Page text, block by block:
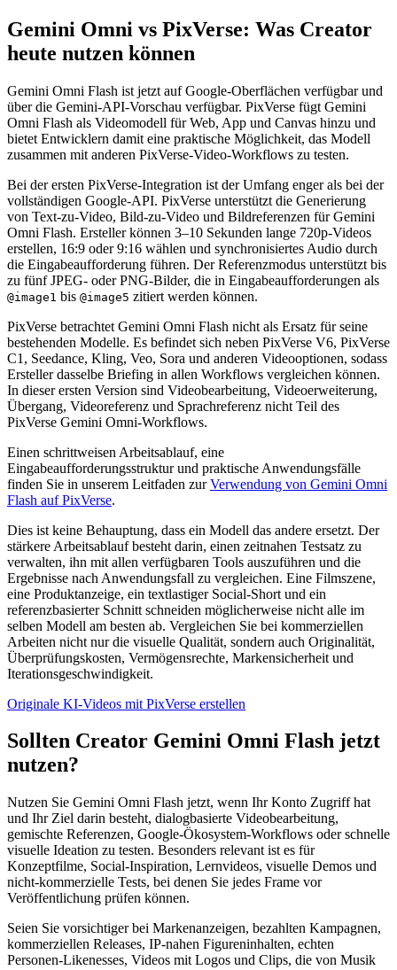
Gemini Omni vs PixVerse: Was Creator
heute nutzen können
Gemini Omni Flash ist jetzt auf Google-Oberflächen verfügbar und
über die Gemini-API-Vorschau verfügbar. PixVerse fügt Gemini
Omni Flash als Videomodell für Web, App und Canvas hinzu und
bietet Entwicklern damit eine praktische Möglichkeit, das Modell
zusammen mit anderen PixVerse-Video-Workflows zu testen.
Bei der ersten PixVerse-Integration ist der Umfang enger als bei der
vollständigen Google-API. PixVerse unterstützt die Generierung
von Text-zu-Video, Bild-zu-Video und Bildreferenzen für Gemini
Omni Flash. Ersteller können 3–10 Sekunden lange 720p-Videos
erstellen, 16:9 oder 9:16 wählen und synchronisiertes Audio durch
die Eingabeaufforderung führen. Der Referenzmodus unterstützt bis
zu fünf JPEG- oder PNG-Bilder, die in Eingabeaufforderungen als
@image1 bis @image5 zitiert werden können.
PixVerse betrachtet Gemini Omni Flash nicht als Ersatz für seine
bestehenden Modelle. Es befindet sich neben PixVerse V6, PixVerse
C1, Seedance, Kling, Veo, Sora und anderen Videooptionen, sodass
Ersteller dasselbe Briefing in allen Workflows vergleichen können.
In dieser ersten Version sind Videobearbeitung, Videoerweiterung,
Übergang, Videoreferenz und Sprachreferenz nicht Teil des
PixVerse Gemini Omni-Workflows.
Einen schrittweisen Arbeitsablauf, eine
Eingabeaufforderungsstruktur und praktische Anwendungsfälle
finden Sie in unserem Leitfaden zurVerwendung von Gemini Omni
Flash auf PixVerse.
Dies ist keine Behauptung, dass ein Modell das andere ersetzt. Der
stärkere Arbeitsablauf besteht darin, einen zeitnahen Testsatz zu
verwalten, ihn mit allen verfügbaren Tools auszuführen und die
Ergebnisse nach Anwendungsfall zu vergleichen. Eine Filmszene,
eine Produktanzeige, ein textlastiger Social-Short und ein
referenzbasierter Schnitt schneiden möglicherweise nicht alle im
selben Modell am besten ab. Vergleichen Sie bei kommerziellen
Arbeiten nicht nur die visuelle Qualität, sondern auch Originalität,
Überprüfungskosten, Vermögensrechte, Markensicherheit und
Iterationsgeschwindigkeit.
Originale KI-Videos mit PixVerse erstellen
Sollten Creator Gemini Omni Flash jetzt
nutzen?
Nutzen Sie Gemini Omni Flash jetzt, wenn Ihr Konto Zugriff hat
und Ihr Ziel darin besteht, dialogbasierte Videobearbeitung,
gemischte Referenzen, Google-Ökosystem-Workflows oder schnelle
visuelle Ideation zu testen. Besonders relevant ist es für
Konzeptfilme, Social-Inspiration, Lernvideos, visuelle Demos und
nicht-kommerzielle Tests, bei denen Sie jedes Frame vor
Veröffentlichung prüfen können.
Seien Sie vorsichtiger bei Markenanzeigen, bezahlten Kampagnen,
kommerziellen Releases, IP-nahen Figureninhalten, echten
Personen-Likenesses, Videos mit Logos und Clips, die von Musik